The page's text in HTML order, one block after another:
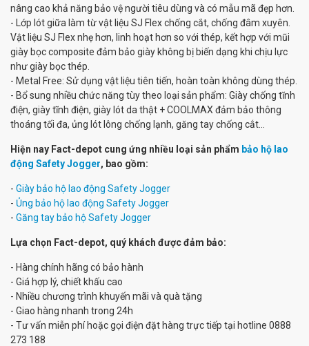
nâng cao khả năng bảo vệ người tiêu dùng và có mẫu mã đẹp hơn.
- Lớp lót giữa làm từ vật liệu SJ Flex chống cắt, chống đâm xuyên.
Vật liệu SJ Flex nhẹ hơn, linh hoạt hơn so với thép, kết hợp với mũi
giày bọc composite đảm bảo giày không bị biến dạng khi chịu lực
như giày bọc thép.
- Metal Free: Sử dụng vật liệu tiên tiến, hoàn toàn không dùng thép.
- Bổ sung nhiều chức năng tùy theo loại sản phẩm: Giày chống tĩnh
điện, giày tĩnh điện, giày lót da thật + COOLMAX đảm bảo thông
thoáng tối đa, ủng lót lông chống lạnh, găng tay chống cắt...
Hiện nay Fact-depot cung ứng nhiều loại sản phẩm bảo hộ lao
động Safety Jogger, bao gồm:
- Giày bảo hộ lao động Safety Jogger
- Ủng bảo hộ lao động Safety Jogger
- Găng tay bảo hộ Safety Jogger
Lựa chọn Fact-depot, quý khách được đảm bảo:
- Hàng chính hãng có bảo hành
- Giá hợp lý, chiết khấu cao
- Nhiều chương trình khuyến mãi và quà tặng
- Giao hàng nhanh trong 24h
- Tư vấn miễn phí hoặc gọi điện đặt hàng trực tiếp tại hotline 0888
273 188